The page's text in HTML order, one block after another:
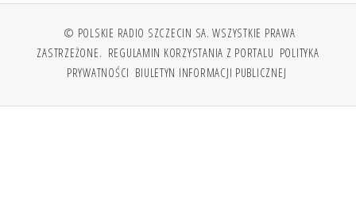
© POLSKIE RADIO SZCZECIN SA. WSZYSTKIE PRAWA
ZASTRZEŻONE. REGULAMIN KORZYSTANIA Z PORTALU POLITYKA
PRYWATNOŚCI BIULETYN INFORMACJI PUBLICZNEJ